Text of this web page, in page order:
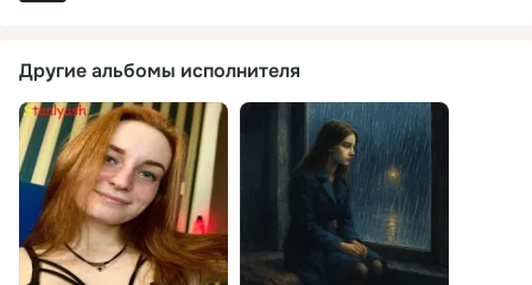
Другие альбомы исполнителя